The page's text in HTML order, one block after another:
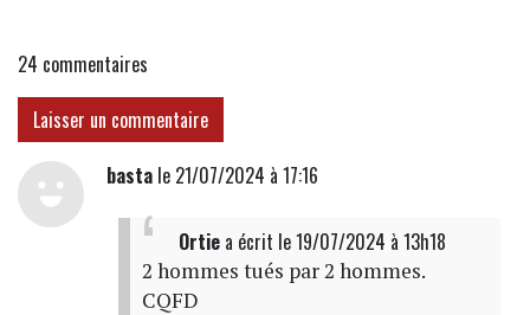
24 commentaires
Laisser un commentaire
bastale 21/07/2024 à 17:16
Ortiea écrit le 19/07/2024 à 13h18
2 hommes tués par 2 hommes.
CQFD